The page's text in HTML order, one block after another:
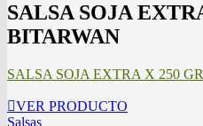
SALSA SOJA
BITARWAN
SALSA SOJA EXTRA X 250
VER PRODUCTO
Salsas